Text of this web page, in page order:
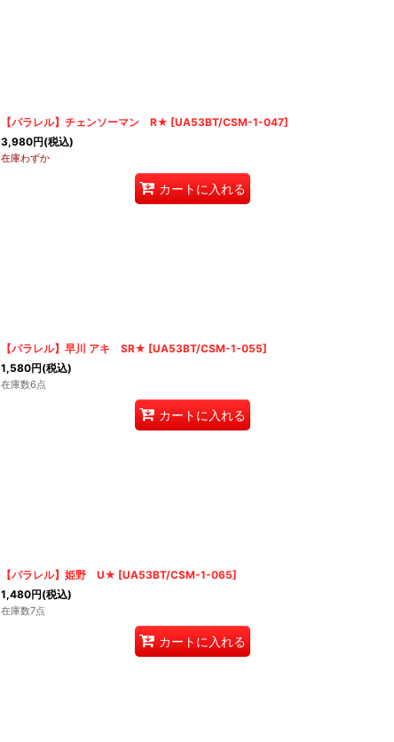
【パラレル】チェンソーマン R★ [UA53BT/CSM-1-047]
3,980円(税込)
在庫わずか
カートに入れる
【パラレル】早川 アキ SR★ [UA53BT/CSM-1-055]
1,580円(税込)
在庫数6点
カートに入れる
【パラレル】姫野 U★ [UA53BT/CSM-1-065]
1,480円(税込)
在庫数7点
カートに入れる